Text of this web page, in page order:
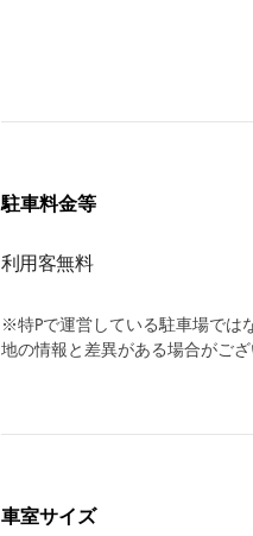
駐車料金等
利用客無料
※特Pで運営している駐車場では
地の情報と差異がある場合がご
車室サイズ